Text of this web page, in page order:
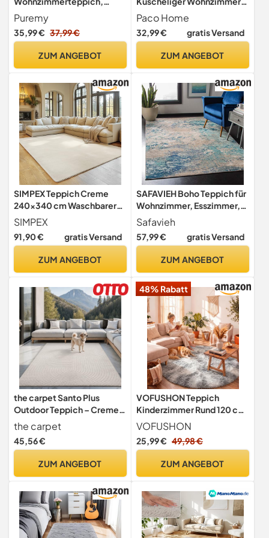
Kurzflor Teppich
Wohnzimmer Schlafzimmer
Kinderzimmer mit Hoch-
Flordichte und angenehm
Bogenförmiges Design,
120x170cm, Beige
Puremy
35,99 € 37,99 €
ZUM ANGEBOT
Teppich Kurzflor waschbar
flauschig Weich Einfarbig
Felloptik zeitlos stilvoll
Grösse:140x200 cm,
Paco Home
32,99 € gratis Versand
ZUM ANGEBOT
SIMPEX Teppich Creme
240x340 cm Waschbarer
Kurzflor Teppich, rutschfest
& weich, modernes
einfarbiges Design für
Schlafzimmer, Küche &
SIMPEX
91,90 € gratis Versand
ZUM ANGEBOT
SAFAVIEH Boho Teppich für
Wohnzimmer, Esszimmer,
Schlafzimmer - Madison
Collection, Kurzer Flor, Blau
und Grau, 122 X 183 cm
Safavieh
57,99 € gratis Versand
ZUM ANGEBOT
the carpet Santo Plus
Outdoor Teppich – Creme,
160 x 220 cm – Wetterfest
& Pflegeleicht, Balkon
Teppich, Terrasse & Garten,
Outdoor, Modern für
Schlafzimmer
the carpet
45,56 €
ZUM ANGEBOT
48% Rabatt
VOFUSHON Teppich
Kinderzimmer Rund 120 cm
Hellgrau
VOFUSHON
25,99 € 49,98 €
ZUM ANGEBOT